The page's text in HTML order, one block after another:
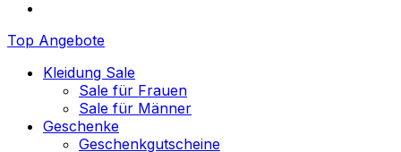
Top Angebote
Kleidung Sale
Sale für Frauen
Sale für Männer
Geschenke
Geschenkgutscheine